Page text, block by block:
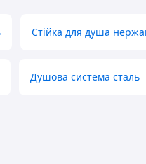
250×250 мм
Стійка для душа
Душова система сталь